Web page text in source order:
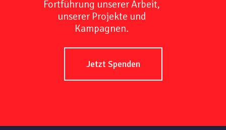
Fortführung unserer Arbeit,
unserer Projekte und
Kampagnen.
Jetzt Spenden